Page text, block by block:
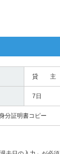
貸 主
7日
証明書コピー